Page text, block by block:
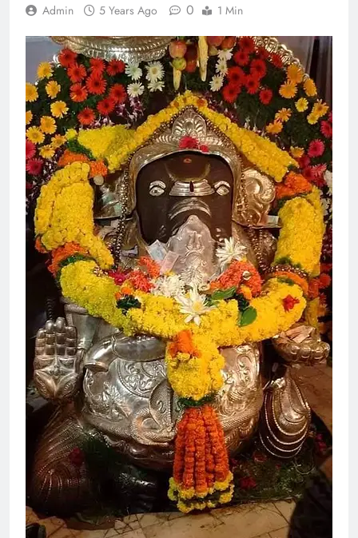
Admin 5 Years Ago 0 1 Min